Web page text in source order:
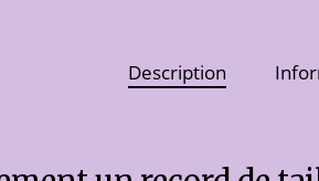
Description